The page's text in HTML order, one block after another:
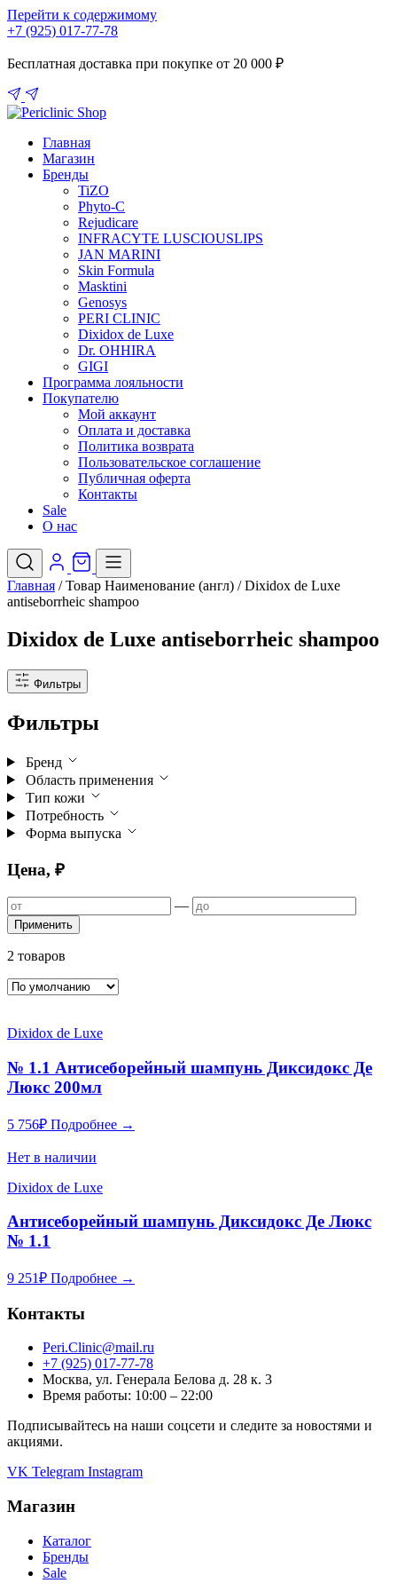
Перейти к содержимому
+7 (925) 017-77-78
Бесплатная доставка при покупке от 20 000 ₽
Главная
Магазин
Бренды
TiZO
Phyto-C
Rejudicare
INFRACYTE LUSCIOUSLIPS
JAN MARINI
Skin Formula
Masktini
Genosys
PERI CLINIC
Dixidox de Luxe
Dr. OHHIRA
GIGI
Программа лояльности
Покупателю
Мой аккаунт
Оплата и доставка
Политика возврата
Пользовательское соглашение
Публичная оферта
Контакты
Sale
О нас
Главная /Товар Наименование (англ) /Dixidox de Luxe
antiseborrheic shampoo
Dixidox de Luxe antiseborrheic shampoo
Фильтры
Фильтры
Бренд
Область применения
Тип кожи
Потребность
Форма выпуска
Цена, ₽
—
Применить
2 товаров
Dixidox de Luxe
№ 1.1 Антисеборейный шампунь Диксидокс Де
Люкс 200мл
5 756₽ Подробнее →
Нет в наличии
Dixidox de Luxe
Антисеборейный шампунь Диксидокс Де Люкс
№ 1.1
9 251₽ Подробнее →
Контакты
Peri.Clinic@mail.ru
+7 (925) 017-77-78
Москва, ул. Генерала Белова д. 28 к. 3
Время работы: 10:00 – 22:00
Подписывайтесь на наши соцсети и следите за новостями и
акциями.
VK Telegram Instagram
Магазин
Каталог
Бренды
Sale